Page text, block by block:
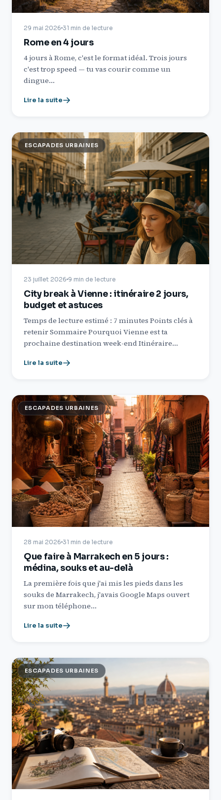
29 mai 2026 31 min de lecture
Rome en 4 jours
4 jours à Rome, c'est le format idéal. Trois jours
c'est trop speed — tu vas courir comme un
dingue…
Lire la suite
ESCAPADES URBAINES
23 juillet 2026 9 min de lecture
City break à Vienne : itinéraire 2 jours,
budget et astuces
Temps de lecture estimé : 7 minutes Points clés à
retenir Sommaire Pourquoi Vienne est ta
prochaine destination week-end Itinéraire…
Lire la suite
ESCAPADES URBAINES
28 mai 2026 31 min de lecture
Que faire à Marrakech en 5 jours :
médina, souks et au-delà
La première fois que j'ai mis les pieds dans les
souks de Marrakech, j'avais Google Maps ouvert
sur mon téléphone…
Lire la suite
ESCAPADES URBAINES